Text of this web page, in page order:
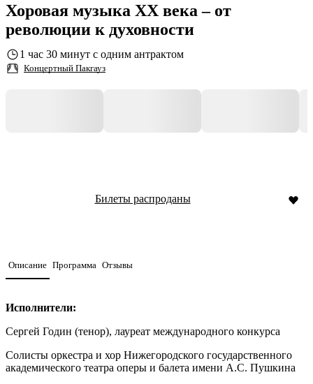
Хоровая музыка ХХ века – от
революции к духовности
1 час 30 минут с одним антрактом
Концертный Пакгауз
Билеты распроданы
Описание Программа Отзывы
Исполнители:
Сергей Годин (тенор), лауреат международного конкурса
Солисты оркестра и хор Нижегородского государственного
академического театра оперы и балета имени А.С. Пушкина